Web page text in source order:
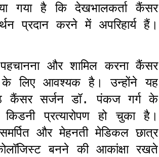
गया है कि देखभालकर्ता कैंसर
प्रदान करने में अपरिहार्य हैं।
और शामिल करना कैंसर
के लिए आवश्यक है। उन्होंने यह
कैंसर सर्जन डॉ. पंकज गर्ग के
प्रत्यारोपण हो चुका है।
और मेहनती मेडिकल छात्र
बनने की आकांक्षा रखते